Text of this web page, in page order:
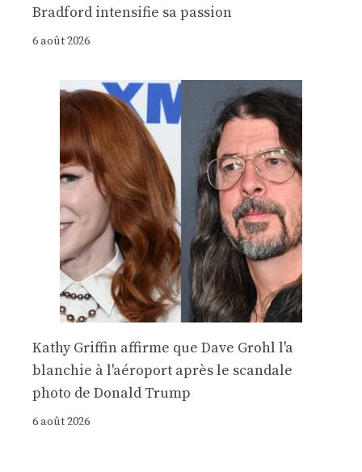
Bradford intensifie sa passion
6 août 2026
Kathy Griffin affirme que Dave Grohl l'a
blanchie à l'aéroport après le scandale
photo de Donald Trump
6 août 2026